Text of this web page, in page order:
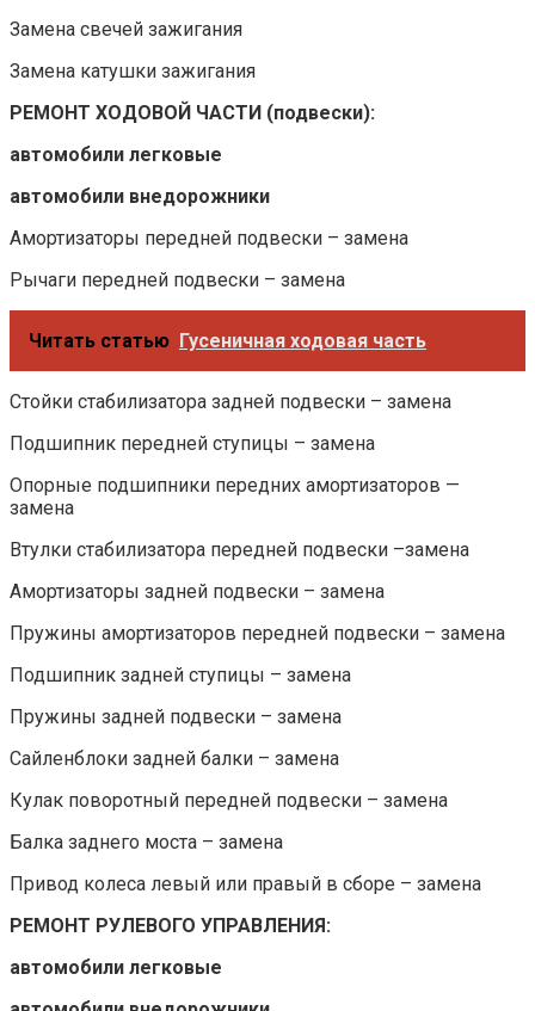
Замена свечей зажигания
Замена катушки зажигания
РЕМОНТ ХОДОВОЙ ЧАСТИ (подвески):
автомобили легковые
автомобили внедорожники
Амортизаторы передней подвески – замена
Рычаги передней подвески – замена
Читать статью Гусеничная ходовая часть
Стойки стабилизатора задней подвески – замена
Подшипник передней ступицы – замена
Опорные подшипники передних амортизаторов —
замена
Втулки стабилизатора передней подвески –замена
Амортизаторы задней подвески – замена
Пружины амортизаторов передней подвески – замена
Подшипник задней ступицы – замена
Пружины задней подвески – замена
Сайленблоки задней балки – замена
Кулак поворотный передней подвески – замена
Балка заднего моста – замена
Привод колеса левый или правый в сборе – замена
РЕМОНТ РУЛЕВОГО УПРАВЛЕНИЯ:
автомобили легковые